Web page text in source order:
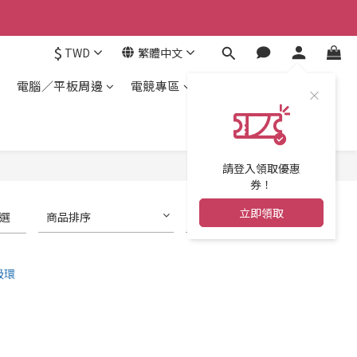
$ TWD 繁體中文
請登入領取優惠
券！
立即領取
電腦／平板周邊 電競專區
商品排序 每頁顯示 24 個